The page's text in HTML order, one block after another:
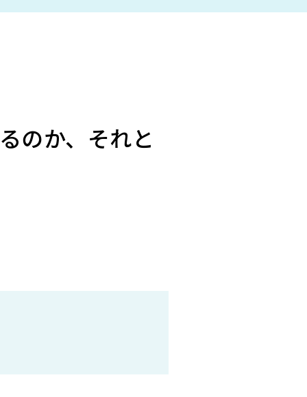
のか、それと